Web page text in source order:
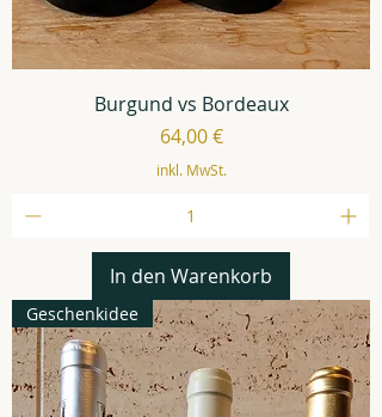
Burgund vs Bordeaux
Preis
64,00 €
inkl. MwSt.
In den Warenkorb
Geschenkidee